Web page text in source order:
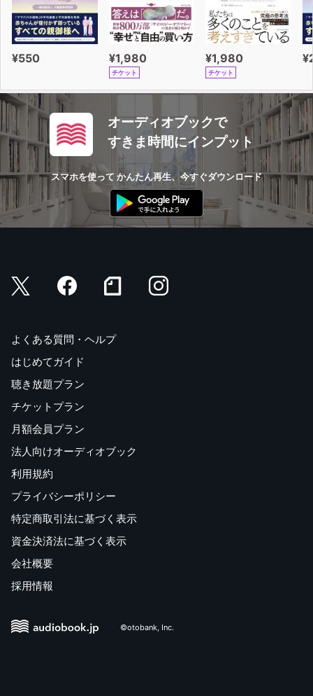
¥550 ¥1,980
チケット
¥1,980
チケット
オーディオブックで
すきま時間にインプット
スマホを使って かんたん再生、今すぐダウンロード
よくある質問・ヘルプ
はじめてガイド
聴き放題プラン
チケットプラン
月額会員プラン
法人向けオーディオブック
利用規約
プライバシーポリシー
特定商取引法に基づく表示
資金決済法に基づく表示
会社概要
採用情報
©otobank, Inc.